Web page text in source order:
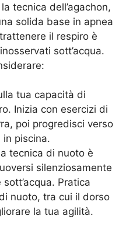
tecnica dell’agachon,
solida base in apnea
il respiro è
sott’acqua.
tua capacità di
Inizia con esercizi di
poi progredisci verso
in piscina.
tecnica di nuoto è
silenziosamente
Pratica
nuoto, tra cui il dorso
la tua agilità.